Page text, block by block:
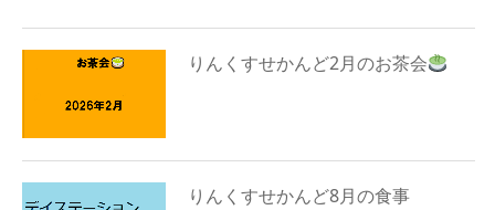
りんくすせかんど2月のお茶会
りんくすせかんど8月の食事